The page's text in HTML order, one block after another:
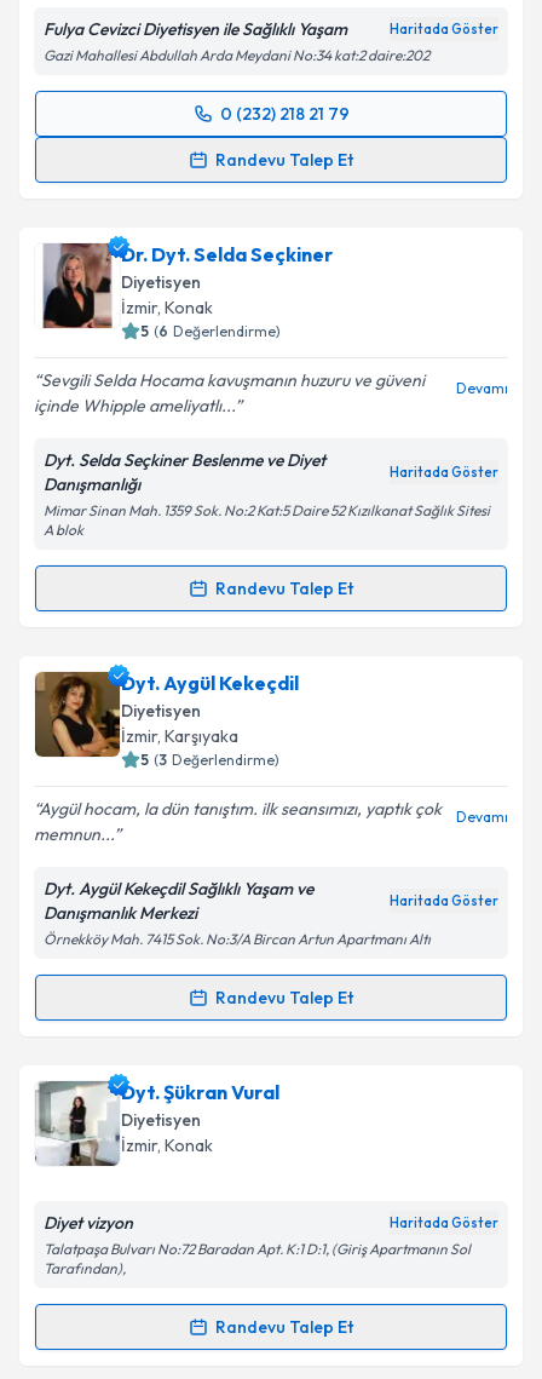
Metni'ni okudum ve kişisel verilerimin belirtilen
kapsamda işlenmesini kabul ediyorum.
Takvim Talebini Gönder
Fulya Cevizci Diyetisyen ile Sağlıklı Yaşam Haritada Göster
Gazi Mahallesi Abdullah Arda Meydani No:34 kat:2 daire:202
0 (232) 218 21 79
Randevu Talep Et
Randevu Takvimi Talebi
takvim hazırlandığında e-posta ile bilgilendireceğiz.
E-posta Adresiniz
Kişisel verilerimin işlenmesine ilişkin
kapsamda işlenmesini kabul ediyorum.
Dr. Dyt. Selda Seçkiner
Diyetisyen
İzmir, Konak
5 (6 Değerlendirme)
Sevgili Selda Hocama kavuşmanın huzuru ve güveni
içinde Whipple ameliyatlı...
Devamı
Dyt. Selda Seçkiner Beslenme ve Diyet
Danışmanlığı
Haritada Göster
Mimar Sinan Mah. 1359 Sok. No:2 Kat:5 Daire 52 Kızılkanat Sağlık Sitesi
A blok
Randevu Talep Et
Randevu Takvimi Talebi
Dr. Dyt. Selda Seçkineriçin randevu takvimi talebi
oluşturun. Size bu uzmandan randevu almanız için bir
takvim hazırlandığında e-posta ile bilgilendireceğiz.
Kişisel verilerimin işlenmesine ilişkin
Aydınlatma
Metni'ni okudum ve kişisel verilerimin belirtilen
kapsamda işlenmesini kabul ediyorum.
Takvim Talebini Gönder
Dyt. Aygül Kekeçdil
Diyetisyen
İzmir, Karşıyaka
5 (3 Değerlendirme)
Aygül hocam, la dün tanıştım. ilk seansımızı, yaptık çok
memnun...
Devamı
Dyt. Aygül Kekeçdil Sağlıklı Yaşam ve
Danışmanlık Merkezi
Haritada Göster
Örnekköy Mah. 7415 Sok. No:3/A Bircan Artun Apartmanı Altı
Randevu Talep Et
Randevu Takvimi Talebi
Dyt. Aygül Kekeçdiliçin randevu takvimi talebi
oluşturun. Size bu uzmandan randevu almanız için bir
takvim hazırlandığında e-posta ile bilgilendireceğiz.
Kişisel verilerimin işlenmesine ilişkinAydınlatma
'ni okudum ve kişisel verilerimin belirtilen
kapsamda işlenmesini kabul ediyorum.
Dyt. Şükran Vural
Diyetisyen
İzmir, Konak
Diyet vizyon Haritada Göster
Talatpaşa Bulvarı No:72 Baradan Apt. K:1 D:1, (Giriş Apartmanın Sol
Tarafından),
Randevu Talep Et
Randevu Takvimi Talebi